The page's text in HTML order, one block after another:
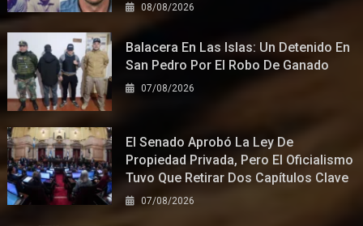
08/08/2026
Balacera En Las Islas: Un Detenido En
San Pedro Por El Robo De Ganado
07/08/2026
El Senado Aprobó La Ley De
Propiedad Privada, Pero El Oficialismo
Tuvo Que Retirar Dos Capítulos Clave
07/08/2026